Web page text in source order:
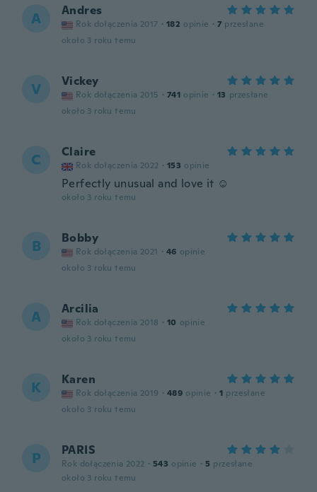
A Andres
Rok dołączenia 2017 · 182 opinie · 7 przesłane
około 3 roku temu
V Vickey
Rok dołączenia 2015 · 741 opinie · 13 przesłane
około 3 roku temu
C Claire
Rok dołączenia 2022 · 153 opinie
Perfectly unusual and love it ☺️
około 3 roku temu
B Bobby
Rok dołączenia 2021 · 46 opinie
około 3 roku temu
A Arcilia
Rok dołączenia 2018 · 10 opinie
około 3 roku temu
K Karen
Rok dołączenia 2019 · 489 opinie · 1 przesłane
około 3 roku temu
P PARIS
Rok dołączenia 2022 · 543 opinie · 5 przesłane
około 3 roku temu